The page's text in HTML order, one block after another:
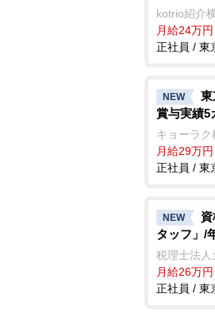
kotrio紹介
月給24万
正社員 / 東
NEW
東
賞与実績5
キョーラク
月給29万
正社員 / 東
NEW
タッフ」/
税理士法人
月給26万
正社員 / 東